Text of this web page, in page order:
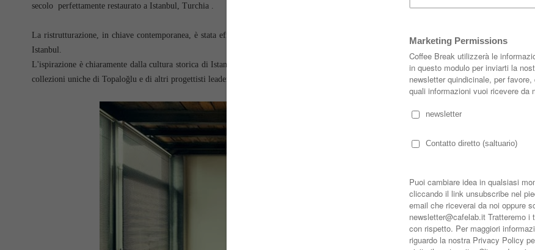
secolo perfettamente restaurato a Istanbul, Turchia .
La ristrutturazione, in chiave contemporanea, è stata effettuata dal proprietario e progettista Sema Topaloglu, uno dei designer più originali di
Istanbul.
L'ispirazione è chiaramente dalla cultura storica di Istanbul e dalle tradizioni locali di artigianato; gli spaziosi interni comprendeno mobili dalle
collezioni uniche di Topaloğlu e di altri progettisti leader contemporanei come Marc Newson , Ingo Maurer e Marcel Wanders.